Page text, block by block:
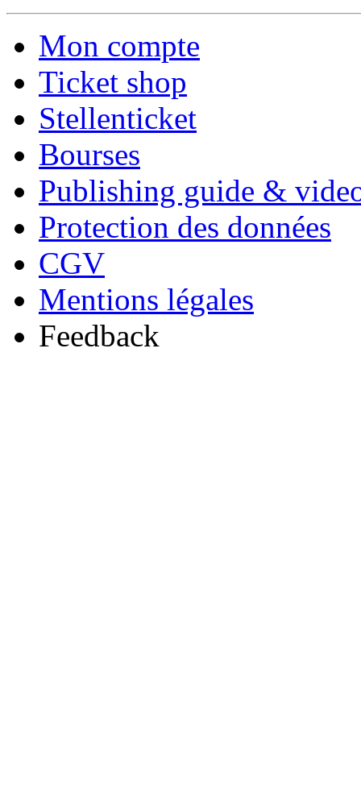
Mon compte
Ticket shop
Stellenticket
Bourses
Publishing guide &
Protection des données
CGV
Mentions légales
Feedback